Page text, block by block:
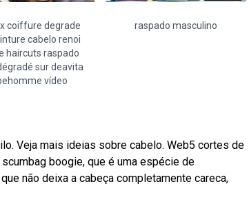
coiffure degrade
cabelo renoi
haircuts raspado
sur deavita
vídeo
raspado masculino
Veja mais ideias sobre cabelo. Web5 cortes de
boogie, que é uma espécie de
não deixa a cabeça completamente careca,